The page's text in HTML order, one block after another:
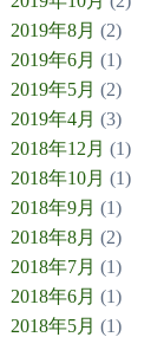
2019年8月 (2)
2019年6月 (1)
2019年5月 (2)
2019年4月 (3)
2018年12月 (1)
2018年10月 (1)
2018年9月 (1)
2018年8月 (2)
2018年7月 (1)
2018年6月 (1)
2018年5月 (1)